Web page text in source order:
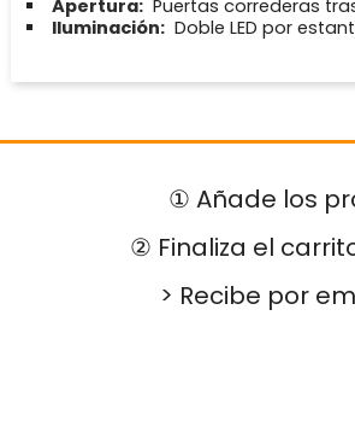
Apertura: Puertas correderas
Iluminación: Doble LED por
① Añade los
② Finaliza el
> Recibe por